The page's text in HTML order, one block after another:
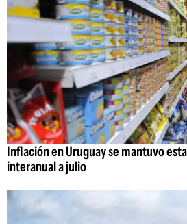
Inflación en Uruguay se mantuvo
interanual a julio